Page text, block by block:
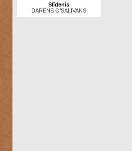
Slīdenis
DARENS O’SALIVANS